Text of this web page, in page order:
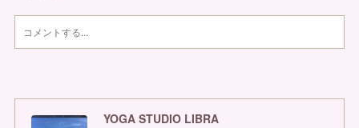
YOGA STUDIO LIBRA